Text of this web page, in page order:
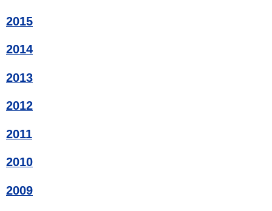
2015
2014
2013
2012
2011
2010
2009